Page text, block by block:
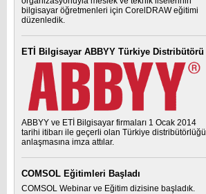
bilgisayar öğretmenleri için CorelDRAW eğitimi
düzenledik.
ETİ Bilgisayar ABBYY Türkiye Distribütörü
ABBYY ve ETİ Bilgisayar firmaları 1 Ocak 2014
tarihi itibarı ile geçerli olan Türkiye distribütörlüğü
anlaşmasına imza attılar.
COMSOL Eğitimleri Başladı
COMSOL Webinar ve Eğitim dizisine başladık.